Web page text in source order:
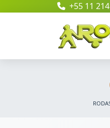
+55 11